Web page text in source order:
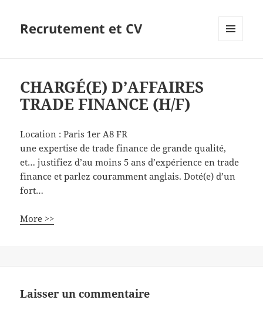
Recrutement et CV
CHARGÉ(E) D’AFFAIRES
TRADE FINANCE (H/F)
Location :Paris 1er A8 FR
une expertise de trade finance de grande qualité,
et… justifiez d’au moins 5 ans d’expérience en trade
finance et parlez couramment anglais. Doté(e) d’un
fort…
More >>
Laisser un commentaire